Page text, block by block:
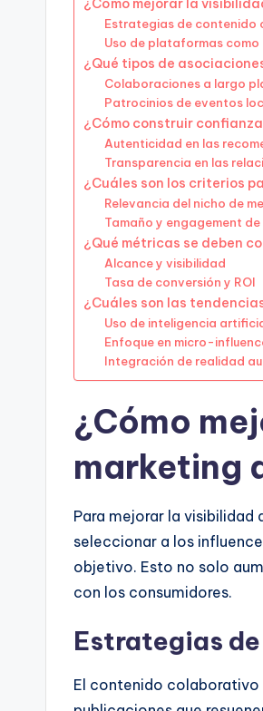
¿Cómo mejorar la
Estrategias de contenido
Uso de plataformas como
¿Qué tipos de
Colaboraciones a largo
Patrocinios de eventos
¿Cómo construir
Autenticidad en las
Transparencia en las
¿Cuáles son los criterios
Relevancia del nicho de
Tamaño y engagement
¿Qué métricas se deben
Alcance y visibilidad
Tasa de conversión y ROI
¿Cuáles son las
Uso de inteligencia
Enfoque en micro-
Integración de realidad
¿Cómo
marketing
Para mejorar la visibilidad
seleccionar a los
objetivo. Esto no solo
con los consumidores.
Estrategias
El contenido colaborativo